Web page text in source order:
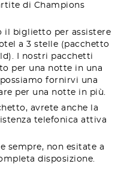
di Champions
il biglietto per assistere
a 3 stelle (pacchetto
I nostri pacchetti
per una notte in una
fornirvi una
per una notte in più.
avrete anche la
telefonica attiva
sempre, non esitate a
disposizione.